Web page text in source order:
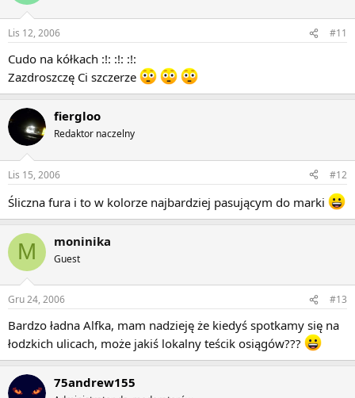
Lis 12, 2006 #11
Cudo na kółkach :!: :!: :!:
Zazdroszczę Ci szczerze
fiergloo
Redaktor naczelny
Lis 15, 2006 #12
Śliczna fura i to w kolorze najbardziej pasującym do marki
M moninika
Guest
Gru 24, 2006 #13
Bardzo ładna Alfka, mam nadzieję że kiedyś spotkamy się na
łodzkich ulicach, może jakiś lokalny teścik osiągów???
75andrew155